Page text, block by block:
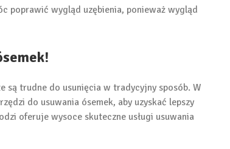
poprawić wygląd uzębienia, ponieważ wygląd
są trudne do usunięcia w tradycyjny sposób. W
do usuwania ósemek, aby uzyskać lepszy
oferuje wysoce skuteczne usługi usuwania